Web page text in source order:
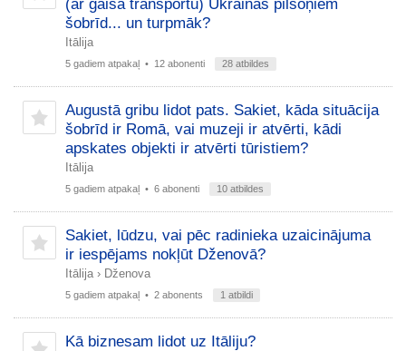
(ar gaisa transportu) Ukrainas pilsoņiem
šobrīd... un turpmāk?
Itālija
5 gadiem atpakaļ • 12 abonenti 28 atbildes
Augustā gribu lidot pats. Sakiet, kāda situācija
šobrīd ir Romā, vai muzeji ir atvērti, kādi
apskates objekti ir atvērti tūristiem?
Itālija
5 gadiem atpakaļ • 6 abonenti 10 atbildes
Sakiet, lūdzu, vai pēc radinieka uzaicinājuma
ir iespējams nokļūt Dženovā?
Itālija › Dženova
5 gadiem atpakaļ • 2 abonents 1 atbildi
Kā biznesam lidot uz Itāliju?